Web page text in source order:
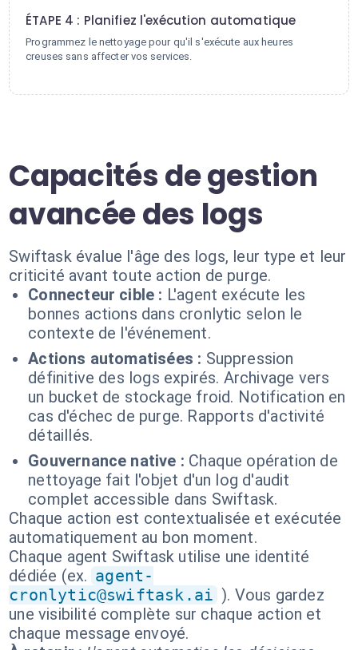
ÉTAPE 4 : Planifiez l'exécution automatique
Programmez le nettoyage pour qu'il s'exécute aux heures
creuses sans affecter vos services.
Capacités de gestion
avancée des logs
Swiftask évalue l'âge des logs, leur type et leur
criticité avant toute action de purge.
Connecteur cible : L'agent exécute les
bonnes actions dans cronlytic selon le
contexte de l'événement.
Actions automatisées : Suppression
définitive des logs expirés. Archivage vers
un bucket de stockage froid. Notification en
cas d'échec de purge. Rapports d'activité
détaillés.
Gouvernance native : Chaque opération de
nettoyage fait l'objet d'un log d'audit
complet accessible dans Swiftask.
Chaque action est contextualisée et exécutée
automatiquement au bon moment.
Chaque agent Swiftask utilise une identité
dédiée (ex. agent-
cronlytic@swiftask.ai ). Vous gardez
une visibilité complète sur chaque action et
chaque message envoyé.